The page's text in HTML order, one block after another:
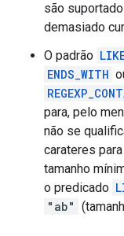
são
demasiado
O padrão
ENDS_WITH
para, pelo
não se
carateres
tamanho
o predicado
"ab"